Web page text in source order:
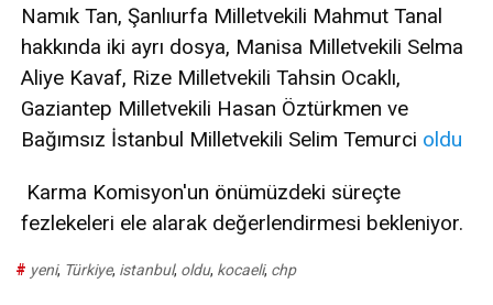
Namık Tan, Şanlıurfa Milletvekili Mahmut Tanal
hakkında iki ayrı dosya, Manisa Milletvekili Selma
Aliye Kavaf, Rize Milletvekili Tahsin Ocaklı,
Gaziantep Milletvekili Hasan Öztürkmen ve
Bağımsız İstanbul Milletvekili Selim Temurci oldu
Karma Komisyon'un önümüzdeki süreçte
fezlekeleri ele alarak değerlendirmesi bekleniyor.
# yeni, Türkiye, istanbul, oldu, kocaeli, chp